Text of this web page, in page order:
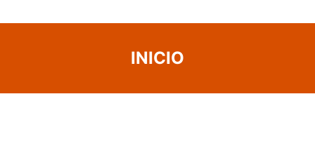
INICIO